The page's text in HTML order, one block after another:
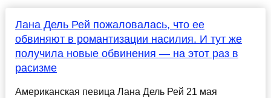
Лана Дель Рей пожаловалась, что ее
обвиняют в романтизации насилия. И тут же
получила новые обвинения — на этот раз в
расизме
Американская певица Лана Дель Рей 21 мая